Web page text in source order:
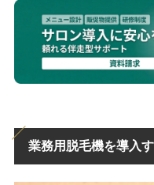
業務用脱毛機を導入